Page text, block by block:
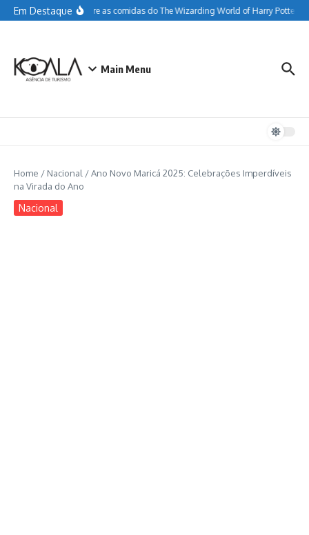
Ir para o conteúdo
Em DestaqueTudo sobre as comidas do The Wizarding World of Harry Potter
Main Menu
Home / Nacional /Ano Novo Maricá 2025: Celebrações Imperdíveis
na Virada do Ano
Nacional